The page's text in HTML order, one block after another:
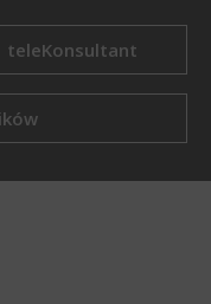
teleKonsultant